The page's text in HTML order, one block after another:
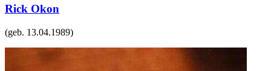
Rick Okon
(geb. 13.04.1989)